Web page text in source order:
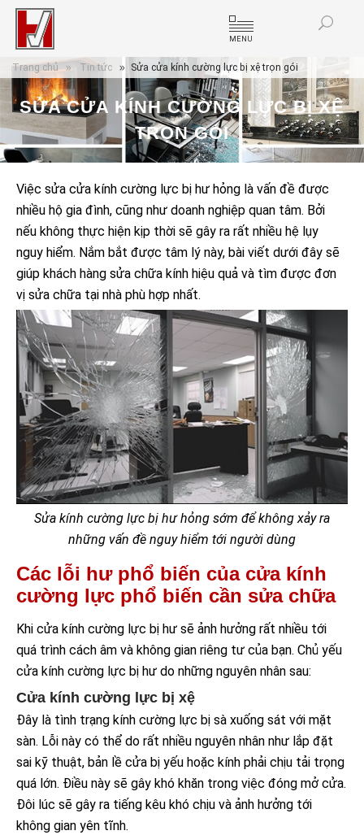
MENU
SỬA CỬA KÍNH CƯỜNG LỰC BỊ XỆ
TRỌN GÓI
Trang chủ Tin tức Sửa cửa kính cường lực bị xệ trọn gói
Việc sửa cửa kính cường lực bị hư hỏng là vấn đề được
nhiều hộ gia đình, cũng như doanh nghiệp quan tâm. Bởi
nếu không thực hiện kịp thời sẽ gây ra rất nhiều hệ lụy
nguy hiểm. Nắm bắt được tâm lý này, bài viết dưới đây sẽ
giúp khách hàng sửa chữa kính hiệu quả và tìm được đơn
vị sửa chữa tại nhà phù hợp nhất.
Sửa kính cường lực bị hư hỏng sớm để không xảy ra
những vấn đề nguy hiểm tới người dùng
Các lỗi hư phổ biến của cửa kính
cường lực phổ biến cần sửa chữa
Khi cửa kính cường lực bị hư sẽ ảnh hưởng rất nhiều tới
quá trình cách âm và không gian riêng tư của bạn. Chủ yếu
cửa kính cường lực bị hư do những nguyên nhân sau:
Cửa kính cường lực bị xệ
Đây là tình trạng kính cường lực bị sà xuống sát với mặt
sàn. Lỗi này có thể do rất nhiều nguyên nhân như lắp đặt
sai kỹ thuật, bản lề cửa bị yếu hoặc kính phải chịu tải trọng
quá lớn. Điều này sẽ gây khó khăn trong việc đóng mở cửa.
Đôi lúc sẽ gây ra tiếng kêu khó chịu và ảnh hưởng tới
không gian yên tĩnh.